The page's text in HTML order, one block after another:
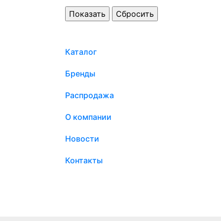
Каталог
Бренды
Распродажа
О компании
Новости
Контакты